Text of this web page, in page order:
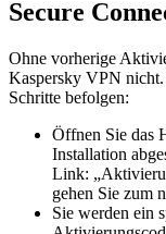
Secure
Ohne vorherige
Kaspersky VPN nicht.
Schritte befolgen:
Öffnen Sie das
Installation
Link:
gehen Sie zum
Sie werden ein